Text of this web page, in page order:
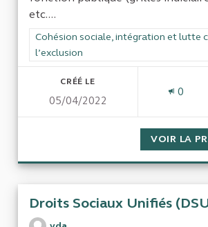
etc....
Filtrer les résultats de la catégorie :
Cohésion sociale, intégration et lutte
l’exclusion
CRÉÉ LE
05/04/2022
0
VOIR LA
Droits Sociaux Unifiés